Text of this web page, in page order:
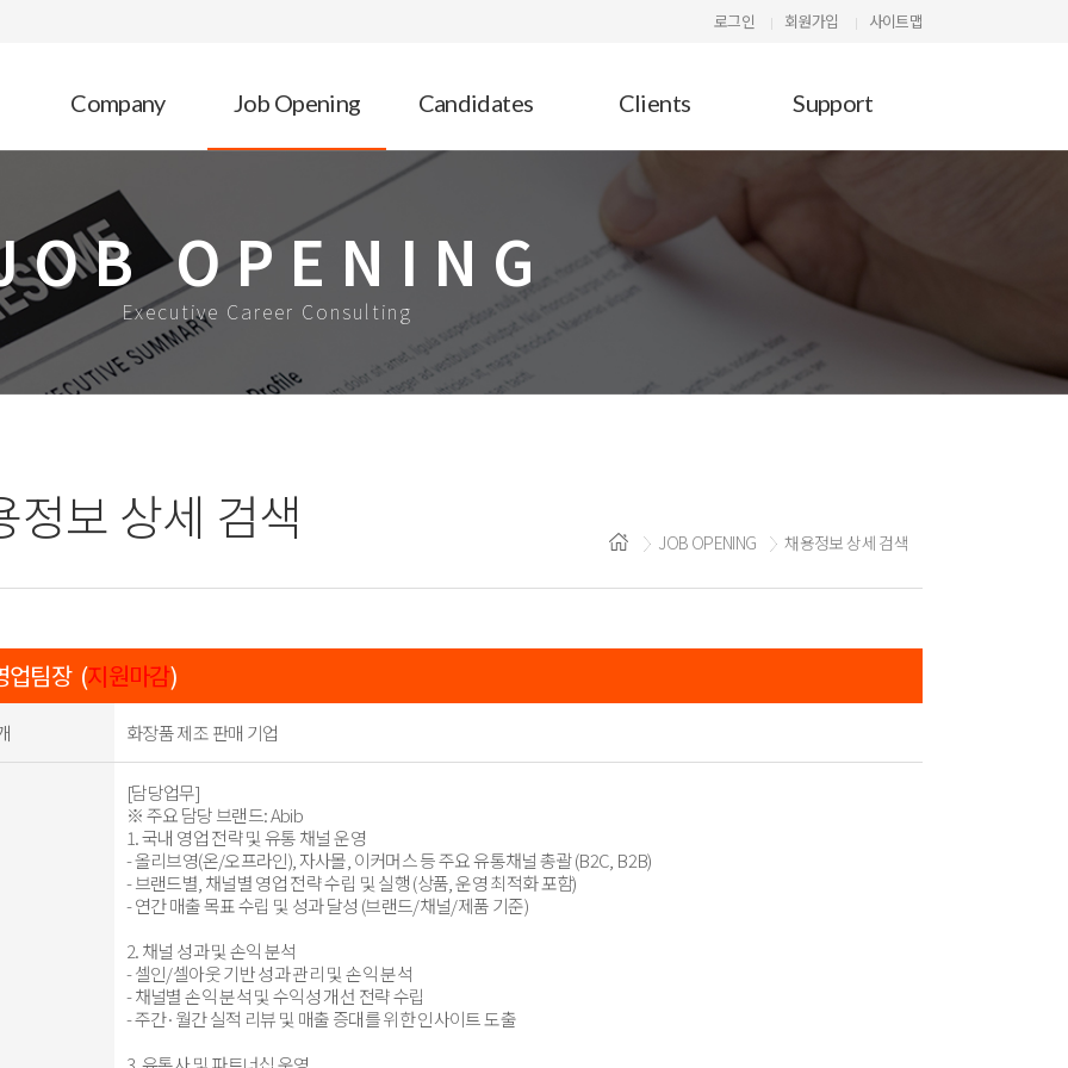
로그인 회원가입 사이트맵
Company Job Opening Candidates Clients Support
OPENING
Executive Career Consulting
정보 상세 검색 JOB OPENING 채용정보 상세 검색
업팀장 (지원마감)
화장품 제조 판매 기업
[담당업무]
※ 주요 담당 브랜드: Abib
1. 국내 영업 전략 및 유통 채널 운영
- 올리브영(온/오프라인), 자사몰, 이커머스 등 주요 유통채널 총괄 (B2C, B2B)
- 브랜드별, 채널별 영업 전략 수립 및 실행 (상품, 운영 최적화 포함)
- 연간 매출 목표 수립 및 성과 달성 (브랜드/채널/제품 기준)
2. 채널 성과 및 손익 분석
- 셀인/셀아웃 기반 성과 관리 및 손익 분석
- 채널별 손익 분석 및 수익성 개선 전략 수립
- 주간·월간 실적 리뷰 및 매출 증대를 위한 인사이트 도출